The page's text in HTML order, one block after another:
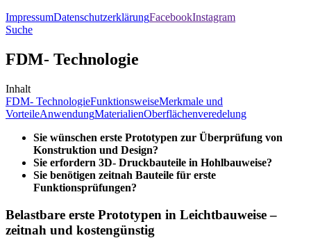
ImpressumDatenschutzerklärungFacebookInstagram
Suche
FDM- Technologie
Inhalt
FDM- TechnologieFunktionsweiseMerkmale und
VorteileAnwendungMaterialienOberflächenveredelung
Sie wünschen erste Prototypen zur Überprüfung von
Konstruktion und Design?
Sie erfordern 3D- Druckbauteile in Hohlbauweise?
Sie benötigen zeitnah Bauteile für erste
Funktionsprüfungen?
Belastbare erste Prototypen in Leichtbauweise –
zeitnah und kostengünstig